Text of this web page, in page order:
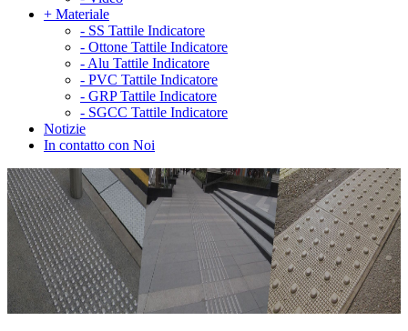
+ Materiale
- SS Tattile Indicatore
- Ottone Tattile Indicatore
- Alu Tattile Indicatore
- PVC Tattile Indicatore
- GRP Tattile Indicatore
- SGCC Tattile Indicatore
Notizie
In contatto con Noi